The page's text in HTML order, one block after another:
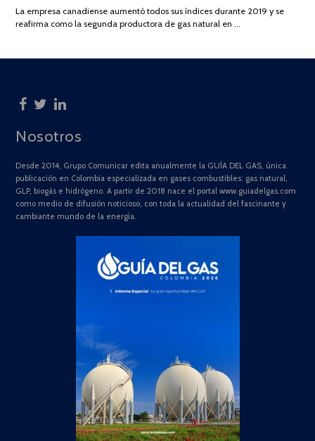
2025
La empresa canadiense aumentó todos sus índices durante 2019 y se
reafirma como la segunda productora de gas natural en …
Nosotros
Desde 2014, Grupo Comunicar edita anualmente la GUÍA DEL GAS, única
publicación en Colombia especializada en gases combustibles: gas natural,
GLP, biogás e hidrógeno. A partir de 2018 nace el portal www.guiadelgas.com
como medio de difusión noticioso, con toda la actualidad del fascinante y
cambiante mundo de la energía.